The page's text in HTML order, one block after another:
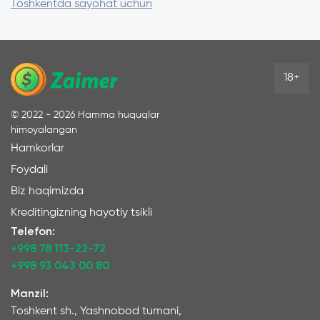
aniqlashtiring
Toshkentda sayohat uchun
© 2022 - 2026 Hamma huquqlar
himoyalangan
Hamkorlar
Foydali
Biz haqimizda
Kreditingizning hayotiy tsikli
Telefon:
+998 78 113-22-72
+998 93 043 00 80
Manzil:
Toshkent sh., Yashnobod tumani,
18+